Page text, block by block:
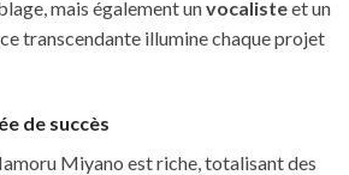
mais également unvocalisteet un
transcendante illumine chaque projet
de succès
Miyano est riche, totalisant des